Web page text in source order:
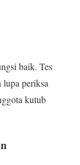
baik. Tes
lupa periksa
kutub